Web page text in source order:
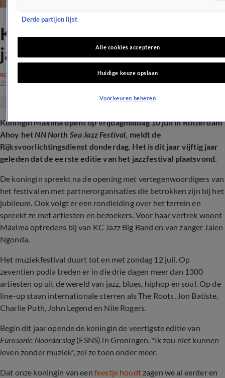
Koningin Máxima opent dit
jaar North Sea Jazz Festival
KONINKLIJK HUIS
25 juni 2026, 11:55
Koningin Máxima opent op vrijdagmiddag 10 juli in Rotterdam
Ahoy hetNN North Sea Jazz Festival, meldt de
Rijksvoorlichtingsdienst donderdag. Het is dit jaar vijftig jaar
geleden dat de eerste editie van het jazzfestival plaatsvond.
De koningin spreekt na de opening met vertegenwoordigers van
het festival en met partnerorganisaties die betrokken zijn bij het
jubileum. Ook volgt er een rondleiding over het terrein en
spreekt ze met artiesten en bezoekers. Voor haar vertrek woont
Máxima optredens bij van KC Jazz Big Band en van zanger Jalen
Ngonda.
Het muziekfestival duurt tot en met zondag 12 juli. Op
zeventien podia treden er in die drie dagen meer dan 1300
artiesten op uit de wereld van jazz, blues, hiphop en soul. Op de
line-up staan internationale sterren als The Roots, Jon Batiste,
Charlie Puth, John Legend en Nile Rogers.
Begin dit jaar opende de koningin de veertigste editie van
Eurosonic Noorderslag(ESNS) in Groningen. "Ik zou niet kunnen
leven zonder muziek", zei ze toen onder meer.
Dat onze koningin van een feestje houdtzagen we al eerder en
Derde partijen lijst
Alle cookies accepteren
Huidige keuze opslaan
Voorkeuren beheren